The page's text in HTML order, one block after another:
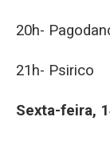
20h-
21h- Psirico
Sexta-feira,